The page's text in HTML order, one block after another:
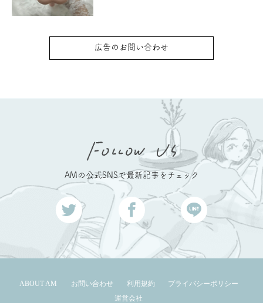
広告のお問い合わせ
AMの公式SNSで最新記事をチェック
ABOUT AM お問い合わせ 利用規約
プライバシーポリシー
運営会社